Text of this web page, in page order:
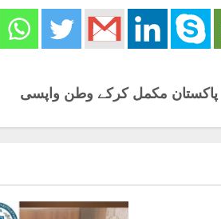
مکمل کرکے وطن واپسی